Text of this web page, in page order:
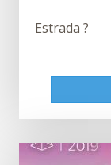
Estrada ?